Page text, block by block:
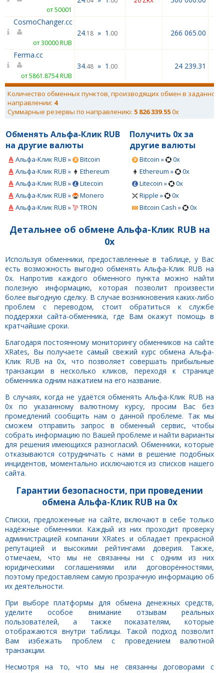
от 50001
CosmoChanger.cc
от 30000 RUB
24.18 » 1 .00 266 065.00
Ferma.cc
от 5861.8754 RUB
34.48 » 1 .00 24 239.31
Количество обменных пунктов, производящих обмен в заданном
направлении: 4
Суммарные резервы по направлению: 5 826 339.550x
Обменять Альфа-Клик RUB
на другие валюты
Альфа-Клик RUB »
Bitcoin
Альфа-Клик RUB »
Ethereum
Альфа-Клик RUB »
Litecoin
Альфа-Клик RUB »
Monero
Альфа-Клик RUB »
TRON
Получить 0x за
другие валюты
Bitcoin »
0x
Ethereum »
0x
Litecoin »
0x
Ripple »
0x
Bitcoin Cash »
0x
Детальнее об обмене Альфа-Клик RUB на
0x
Используя обменники, предоставленные в таблице, у Вас
есть возможность выгодно обменять Альфа-Клик RUB на
0x. Напротив каждого обменного пункта можно найти
полезную информацию, которая позволит произвести
более выгодную сделку. В случае возникновения каких-либо
проблем с переводом, стоит обратиться к службе
поддержки сайта-обменника, где Вам окажут помощь в
кратчайшие сроки.
Благодаря постоянному мониторингу обменников на сайте
XRates, Вы получаете самый свежий курс обмена Альфа-
Клик RUB на 0x, что позволяет совершать прибыльные
транзакции в несколько кликов, переходя к странице
обменника одним нажатием на его название.
В случаях, когда не удаётся обменять Альфа-Клик RUB на
0x по указанному валютному курсу, просим Вас без
промедлений сообщить нам о данной проблеме. Так мы
сможем отправить запрос в обменный сервис, чтобы
собрать информацию по Вашей проблеме и найти варианты
для решения имеющихся разногласий. Обменники, которые
отказываются сотрудничать с нами в решение подобных
инцидентов, моментально исключаются из списков нашего
сайта.
Гарантии безопасности, при проведении
обмена Альфа-Клик RUB на 0x
Списки, предложенные на сайте, включают в себе только
надёжные обменники. Каждый из них проходит проверку
администрацией компании XRates и обладает прекрасной
репутацией и высокими рейтингами доверия. Также,
отмечаем, что мы не связанны ни с одним из них
юридическими соглашениями или договорённостями,
поэтому предоставляем самую прозрачную информацию об
их деятельности.
При выборе платформы для обмена денежных средств,
уделите особое внимание отзывам реальных
пользователей, а также показателям, которые
отображаются внутри таблицы. Такой подход позволит
Вам избежать проблем с проведением валютной
транзакции.
Несмотря на то, что мы не связанны договорами с